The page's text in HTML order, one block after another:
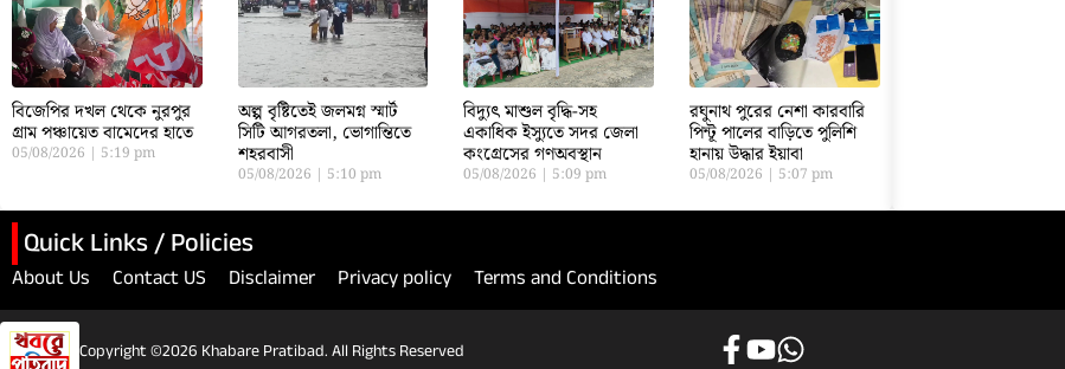
বিজেপির দখল থেকে নুরপুর
গ্রাম পঞ্চায়েত বামেদের হাতে
05/08/2026 5:19 pm
অল্প বৃষ্টিতেই জলমগ্ন স্মার্ট
সিটি আগরতলা, ভোগান্তিতে
শহরবাসী
05/08/2026 5:10 pm
বিদ্যুৎ মাশুল বৃদ্ধি-সহ
একাধিক ইস্যুতে সদর জেলা
কংগ্রেসের গণঅবস্থান
05/08/2026 5:09 pm
রঘুনাথ পুরের নেশা কারবারি
পিন্টূ পালের বাড়িতে পুলিশি
হানায় উদ্ধার ইয়াবা
05/08/2026 5:07 pm
Quick Links / Policies
About Us Contact US Disclaimer Privacy policy Terms and Conditions
Copyright ©2026 Khabare Pratibad. All Rights Reserved